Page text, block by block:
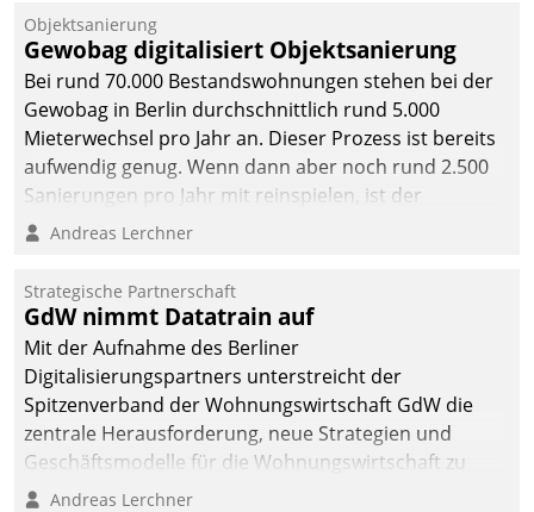
Unternehmen.
Objektsanierung
Gewobag digitalisiert Objektsanierung
Bei rund 70.000 Bestandswohnungen stehen bei der
Gewobag in Berlin durchschnittlich rund 5.000
Mieterwechsel pro Jahr an. Dieser Prozess ist bereits
aufwendig genug. Wenn dann aber noch rund 2.500
Sanierungen pro Jahr mit reinspielen, ist der
Betreuungs- und Organisationsaufwand immens. Im
kommunale Wohnungsbauunternehmen daher
gemeinsam mit der Berliner Datatrain GmbH den
Teilprozess der Objektsanierung digitalisiert.
Andreas Lerchner
Strategische Partnerschaft
GdW nimmt Datatrain auf
Mit der Aufnahme des Berliner
Digitalisierungspartners unterstreicht der
Spitzenverband der Wohnungswirtschaft GdW die
zentrale Herausforderung, neue Strategien und
Geschäftsmodelle für die Wohnungswirtschaft zu
entwickeln.
Andreas Lerchner